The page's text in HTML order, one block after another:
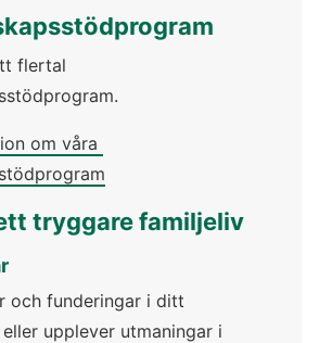
flertal
om våra
tryggare familjeliv
och funderingar i ditt
upplever utmaningar i